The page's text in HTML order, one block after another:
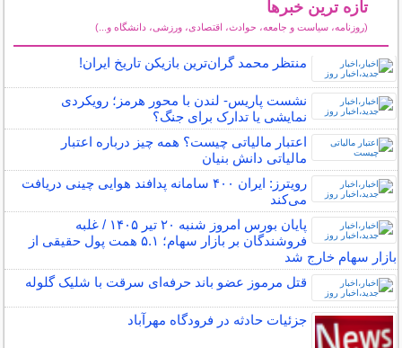
تازه ترین خبرها
(روزنامه، سیاست و جامعه، حوادث، اقتصادی، ورزشی، دانشگاه و...)
منتظر محمد گران‌ترین بازیکن تاریخ ایران!
نشست پاریس- لندن با محور هرمز؛ رویکردی
نمایشی یا تدارک برای جنگ؟
اعتبار مالیاتی چیست؟ همه چیز درباره اعتبار
مالیاتی دانش بنیان
رویترز: ایران ۴۰۰ سامانه پدافند هوایی چینی دریافت
می‌کند
پایان بورس امروز شنبه ۲۰ تیر ۱۴۰۵ / غلبه
فروشندگان بر بازار سهام؛ ۵.۱ همت پول حقیقی از
بازار سهام خارج شد
قتل مرموز عضو باند حرفه‌ای سرقت با شلیک گلوله
جزئیات حادثه در فرودگاه مهرآباد